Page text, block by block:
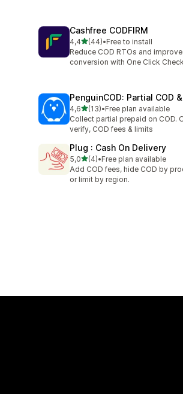
Cashfree CODFIRM
4,4na 5 gwiazdek
(44)
Łączna liczba recenzji: 44
•Free to install
Reduce COD RTOs and improve
conversion with One Click
PenguinCOD: Partial COD
4,6na 5 gwiazdek
(13)
Łączna liczba recenzji: 13
•Free plan available
Collect partial prepaid on COD.
verify, COD fees & limits
Plug : Cash On Delivery
5,0na 5 gwiazdek
(4)
Łączna liczba recenzji: 4
•Free plan available
Add COD fees, hide COD by
or limit by region.